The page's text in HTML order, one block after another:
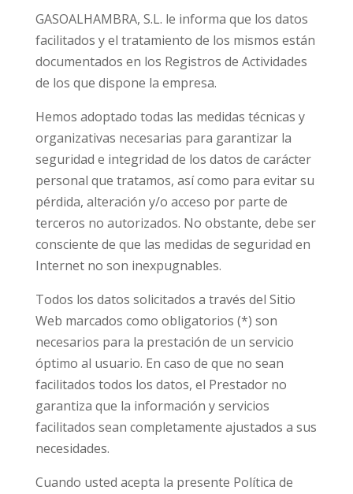
GASOALHAMBRA, S.L. le informa que los datos
facilitados y el tratamiento de los mismos están
documentados en los Registros de Actividades
de los que dispone la empresa.
Hemos adoptado todas las medidas técnicas y
organizativas necesarias para garantizar la
seguridad e integridad de los datos de carácter
personal que tratamos, así como para evitar su
pérdida, alteración y/o acceso por parte de
terceros no autorizados. No obstante, debe ser
consciente de que las medidas de seguridad en
Internet no son inexpugnables.
Todos los datos solicitados a través del Sitio
Web marcados como obligatorios (*) son
necesarios para la prestación de un servicio
óptimo al usuario. En caso de que no sean
facilitados todos los datos, el Prestador no
garantiza que la información y servicios
facilitados sean completamente ajustados a sus
necesidades.
Cuando usted acepta la presente Política de